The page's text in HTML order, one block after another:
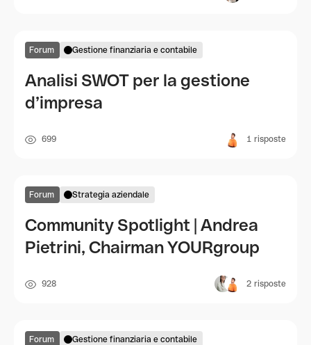
Forum Gestione finanziaria e contabile
Analisi SWOT per la gestione
d’impresa
699 1 risposte
Forum Strategia aziendale
Community Spotlight | Andrea
Pietrini, Chairman YOURgroup
928 2 risposte
Forum Gestione finanziaria e contabile